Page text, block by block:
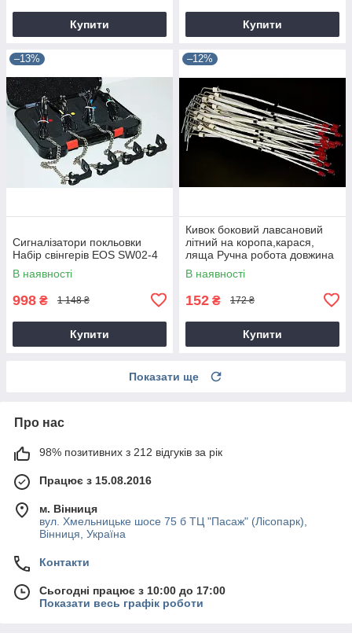
Купити Купити
–13%
Сигналізатори покльовки
Набір свінгерів EOS SW02-4
В наявності
998 ₴ 1 148 ₴
Купити
–12%
Кивок боковий лавсановий
літний на коропа,карася,
ляща Ручна робота довжина
20 см.
В наявності
152 ₴ 172 ₴
Купити
Показати ще
Про нас
98% позитивних з 212 відгуків за рік
Працює з 15.08.2016
м. Вінниця
вул. Хмельницьке шосе 75 б ТЦ "Пасаж" (Лісопарк),
Вінниця, Україна
Контакти
Сьогодні працює з 10:00 до 17:00
Показати весь графік роботи